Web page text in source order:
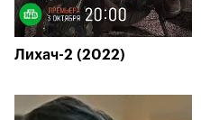
Лихач-2 (2022)